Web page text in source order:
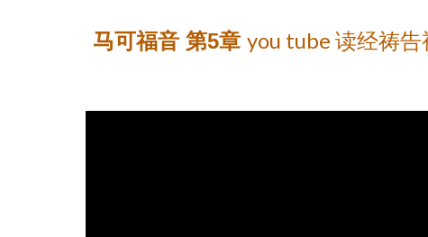
马可福音 第5章 you tube 读经祷告